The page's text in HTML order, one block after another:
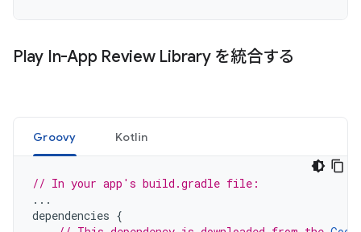
Play In-App Review Library を統合する
Groovy Kotlin
// In your app's build.gradle file:
...
dependencies {